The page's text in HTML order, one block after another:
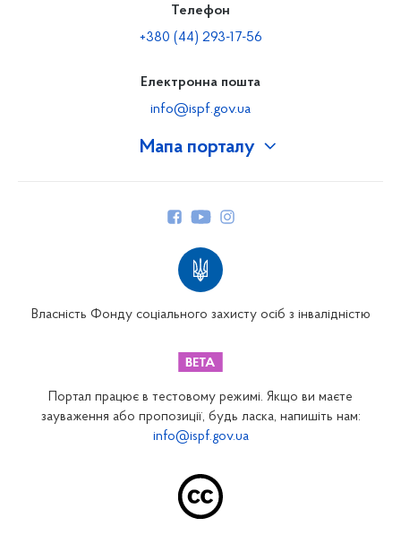
Мапа порталу
Закарпатське відділення
Запорізьке відділення
Телефон
+380 (44) 293-17-56
Електронна пошта
info@ispf.gov.ua
Власність Фонду соціального захисту осіб з інвалідністю
Портал працює в тестовому режимі. Якщо ви маєте
зауваження або пропозиції, будь ласка, напишіть нам:
info@ispf.gov.ua